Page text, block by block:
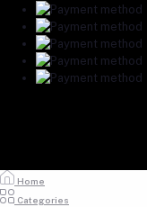
Home
Categories